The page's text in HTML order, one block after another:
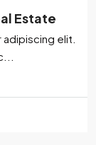
Estate
elit.